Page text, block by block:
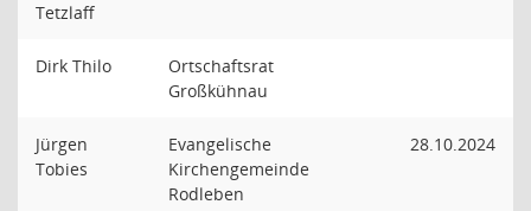
Tetzlaff
Dirk Thilo
Ortschaftsrat
Großkühnau
Jürgen
Tobies
Evangelische
Kirchengemeinde
Rodleben
28.10.2024